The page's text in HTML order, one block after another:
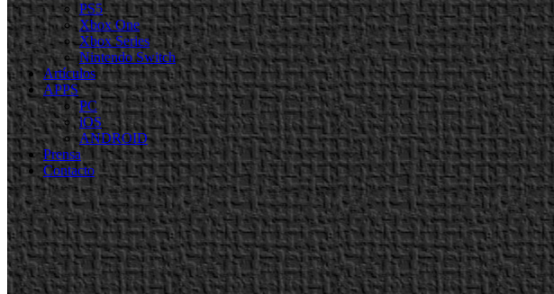
PS5
Xbox One
Xbox Series
Nintendo Switch
Artículos
APPS
PC
iOS
ANDROID
Prensa
Contacto